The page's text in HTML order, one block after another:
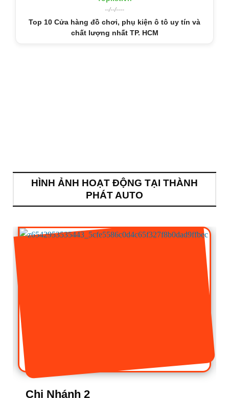
--/--/----
Top 10 Cửa hàng đồ chơi, phụ kiện ô tô uy tín và
chất lượng nhất TP. HCM
HÌNH ẢNH HOẠT ĐỘNG TẠI THÀNH
PHÁT AUTO
Chi Nhánh 1